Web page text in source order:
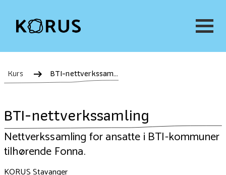
Kurs BTI-nettverkssamling
BTI-nettverkssamling
Nettverkssamling for ansatte i BTI-kommuner
tilhørende Fonna.